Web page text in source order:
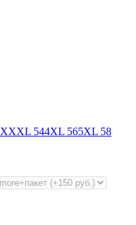
XXXL 544XL 565XL 58